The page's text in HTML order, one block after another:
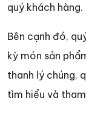
quý khách hàng.
Bên cạnh đó,
kỳ món sản
thanh lý chúng,
tìm hiểu và